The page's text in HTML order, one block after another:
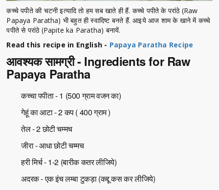
कच्चे पपीते की चटनी इत्यादि तो हम सब खाते ही हैं. कच्चे पपीते के परांठे (Raw
Papaya Paratha) भी बहुत ही स्वादिष्ट बनते हैं. आइये आज शाम के खाने में कच्चे
पपीते से परांठे (Papite ka Paratha) बनायें.
Read this recipe in English - Papaya Paratha Recipe
आवश्यक सामग्री - Ingredients for Raw
Papaya Paratha
कच्चा पपीता - 1 (500 ग्राम वजन का)
गेहूं का आटा - 2 कप ( 400 ग्राम )
तेल - 2 छोटी चम्मच
जीरा - आधा छोटी चम्मच
हरी मिर्च - 1-2 (बारीक कतर लीजिये)
अदरक - एक इंच लम्बा टुकड़ा (कद्दू कस कर लीजिये)